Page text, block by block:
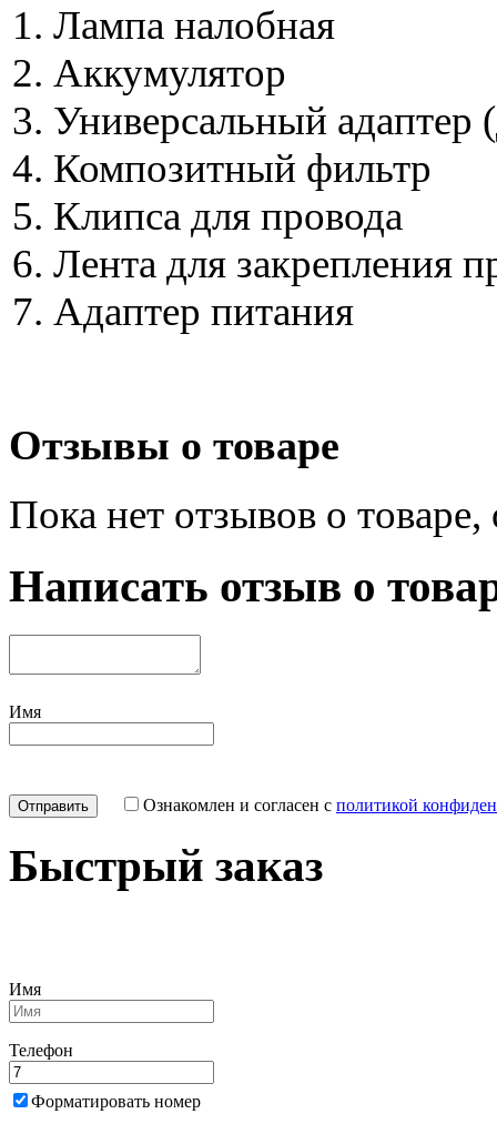
Лампа налобная
Аккумулятор
Универсальный адаптер
Композитный фильтр
Клипса для провода
Лента для закрепления
Адаптер питания
Отзывы о товаре
Пока нет отзывов о товаре,
Написать отзыв о
Имя
Ознакомлен и согласен с политикой
Быстрый заказ
Имя
Телефон
Форматировать номер